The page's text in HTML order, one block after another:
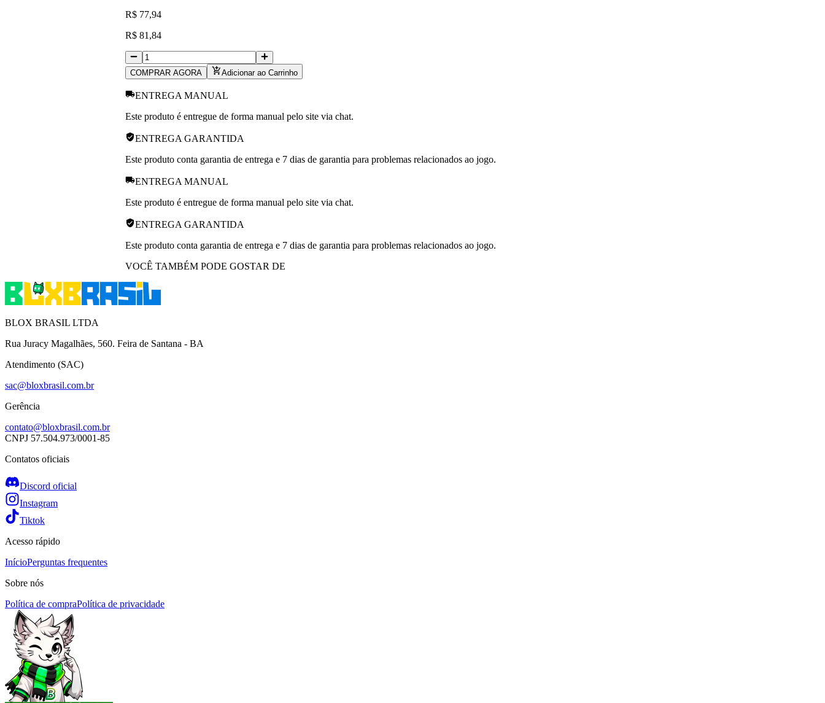
R$ 77,94
R$ 81,84
COMPRAR AGORA Adicionar ao Carrinho
ENTREGA MANUAL
Este produto é entregue de forma manual pelo site via chat.
ENTREGA GARANTIDA
Este produto conta garantia de entrega e 7 dias de garantia para problemas relacionados ao jogo.
ENTREGA MANUAL
Este produto é entregue de forma manual pelo site via chat.
ENTREGA GARANTIDA
Este produto conta garantia de entrega e 7 dias de garantia para problemas relacionados ao jogo.
VOCÊ TAMBÉM PODE GOSTAR DE
BLOX BRASIL LTDA
Rua Juracy Magalhães, 560. Feira de Santana - BA
Atendimento (SAC)
sac@bloxbrasil.com.br
Gerência
contato@bloxbrasil.com.br
CNPJ 57.504.973/0001-85
Contatos oficiais
Discord oficial
Instagram
Tiktok
Acesso rápido
InícioPerguntas frequentes
Sobre nós
Política de compraPolítica de privacidade